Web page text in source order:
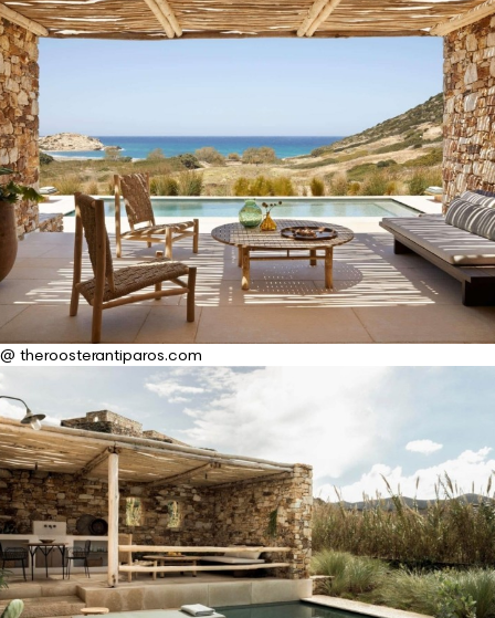
@ theroosterantiparos.com